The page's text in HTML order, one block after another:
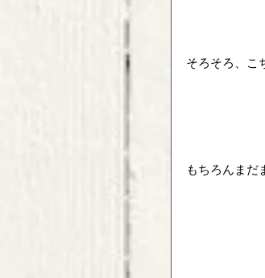
そろそろ、こ
もちろんまだ